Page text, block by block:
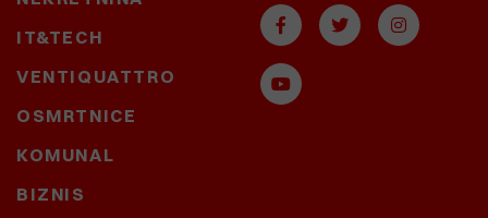
IT&TECH
VENTIQUATTRO
OSMRTNICE
KOMUNAL
BIZNIS